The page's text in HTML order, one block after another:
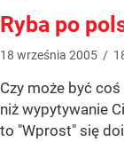
Ryba po
18 września 2005 /
Czy może być
niż wypytywanie
to "Wprost" się